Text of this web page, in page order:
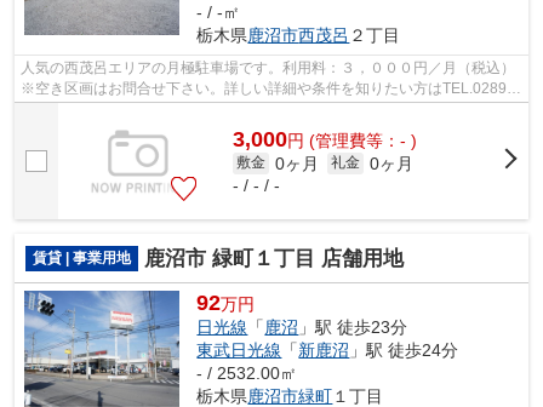
- / -㎡
栃木県鹿沼市西茂呂 ２丁目
人気の西茂呂エリアの月極駐車場です。利用料：３，０００円／月（税込）
※空き区画はお問合せ下さい。詳しい詳細や条件を知りたい方はTEL.0289-
63-0086、(株)エスケーホームまでご連絡...
3,000円 (管理費等：- )
敷金 0ヶ月 礼金 0ヶ月
- / - / -
賃貸 | 事業用地 鹿沼市 緑町１丁目 店舗用地
92万円
日光線 「鹿沼 」駅 徒歩23分
東武日光線 「新鹿沼 」駅 徒歩24分
- / 2532.00㎡
栃木県鹿沼市緑町 １丁目